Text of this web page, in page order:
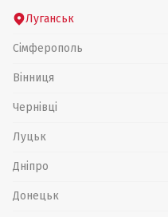
Луганськ
Сімферополь
Вінниця
Чернівці
Луцьк
Дніпро
Донецьк